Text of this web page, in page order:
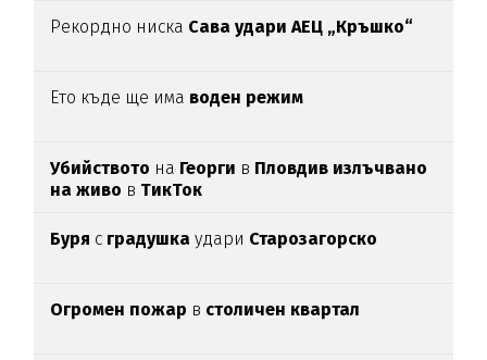
Рекордно ниска Сава удари АЕЦ „Кръшко“
Ето къде ще има воден режим
Убийството на Георги в Пловдив излъчвано
на живо в ТикТок
Буря с градушкаудари Старозагорско
Огромен пожар в столичен квартал